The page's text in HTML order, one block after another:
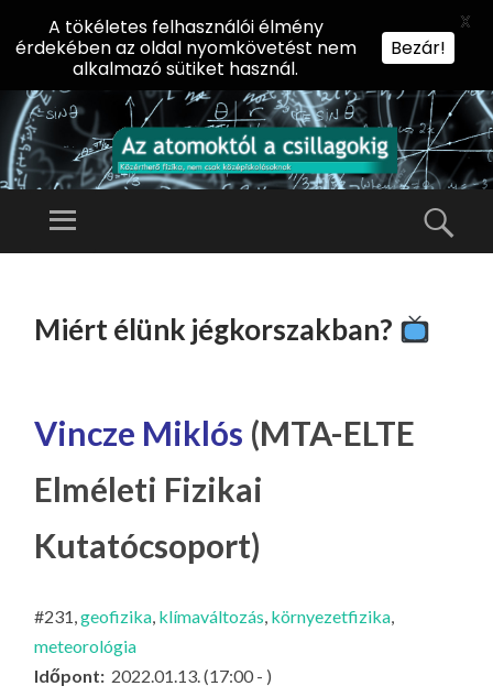
AZ
KT
A
CS
KI
Előadássorozat
Természettudományi
Menü
TARTALOMHOZ
Miért élünk jégkorszakban?
Vincze Miklós (MTA-ELTE
Elméleti Fizikai
Kutatócsoport)
#231,geofizika, klímaváltozás, környezetfizika,
meteorológia
Időpont: 2022.01.13. (17:00 - )
A tökéletes felhasználói élmény
érdekében az oldal nyomkövetést nem
alkalmazó sütiket használ.
Bezár!
X